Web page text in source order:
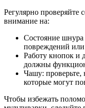
Регулярно проверяйте
внимание на:
Состояние
повреждений
Работу кнопок и
должны
Чашу: проверьте,
которые могут
Чтобы избежать